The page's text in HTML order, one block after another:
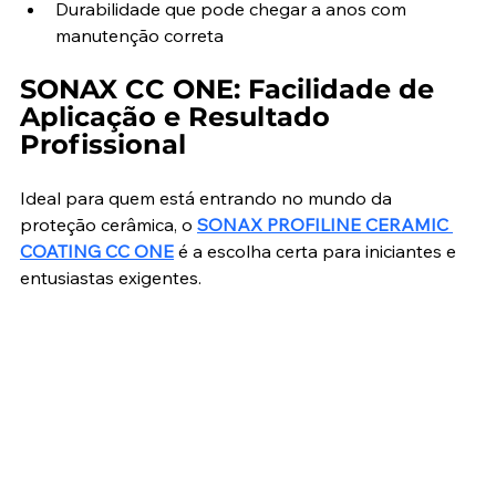
Durabilidade que pode chegar a anos com
manutenção correta
SONAX CC ONE: Facilidade de
Aplicação e Resultado
Profissional
Ideal para quem está entrando no mundo da
proteção cerâmica, o SONAX PROFILINE CERAMIC
COATING CC ONE é a escolha certa para iniciantes e
entusiastas exigentes.